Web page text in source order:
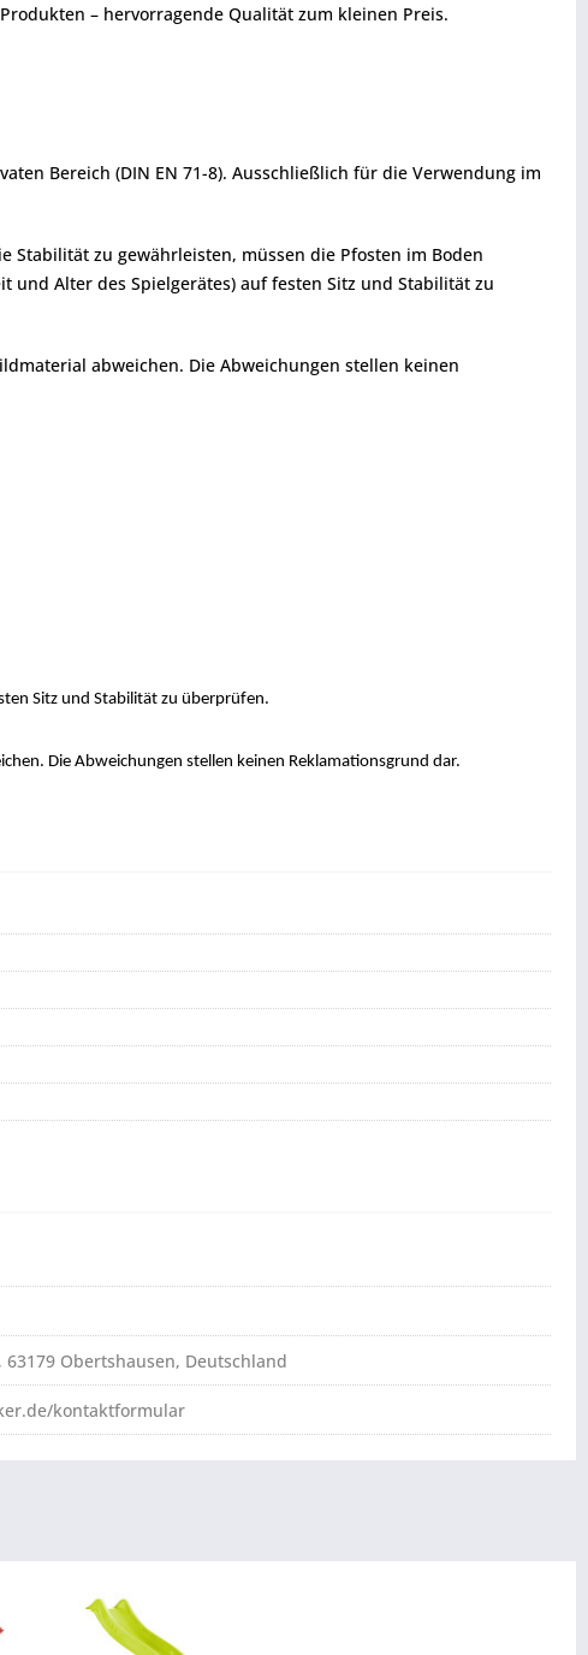
– hervorragende Qualität zum kleinen Preis.
Bereich (DIN EN 71-8). Ausschließlich für die Verwendung im
zu gewährleisten, müssen die Pfosten im Boden
und Alter des Spielgerätes) auf festen Sitz und Stabilität zu
abweichen. Die Abweichungen stellen keinen
Sitz und Stabilität zu überprüfen.
Die Abweichungen stellen keinen Reklamationsgrund dar.
Obertshausen, Deutschland
kontaktformular